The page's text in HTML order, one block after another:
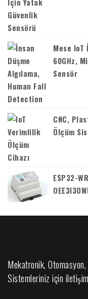
Mese IoT
60GHz,
Sensör
CNC,
Ölçüm
ESP32-
Mekatronik,
Sistemleriniz için